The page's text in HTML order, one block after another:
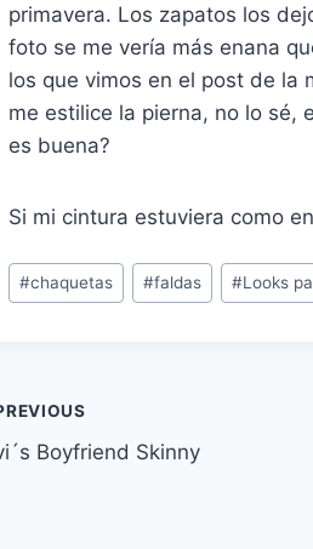
primavera. Los zapatos los
foto se me vería más enana
los que vimos en el post de la
me estilice la pierna, no lo sé,
es buena?
Si mi cintura estuviera como
Post
Tags:
#chaquetas #faldas #Looks
Boyfriend Skinny